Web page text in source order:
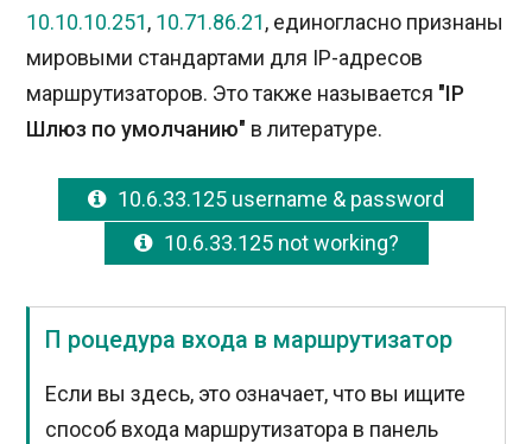
10.10.10.251, 10.71.86.21, единогласно признаны
мировыми стандартами для IP-адресов
маршрутизаторов. Это также называется "IP
Шлюз по умолчанию" в литературе.
10.6.33.125 username & password
10.6.33.125 not working?
П роцедура входа в маршрутизатор
Если вы здесь, это означает, что вы ищите
способ входа маршрутизатора в панель